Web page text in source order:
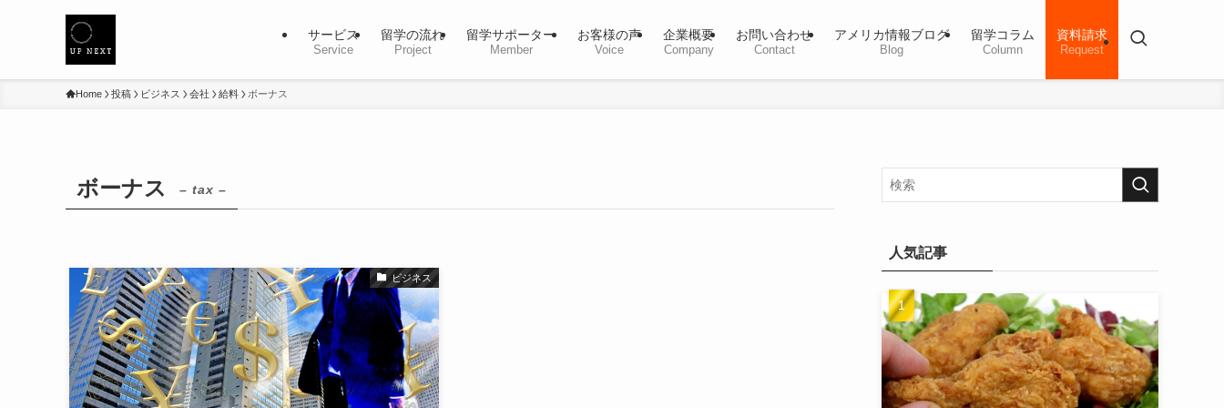
サービス
Service
留学の流れ
Project
留学サポーター
Member
お客様の声
Voice
企業概要
Company
お問い合わせ
Contact
アメリカ情報ブログ
Blog
留学コラム
Column
資料請求
Request
Home 投稿 ビジネス 会社 給料 ボーナス
ボーナス – tax –
ビジネス
人気記事